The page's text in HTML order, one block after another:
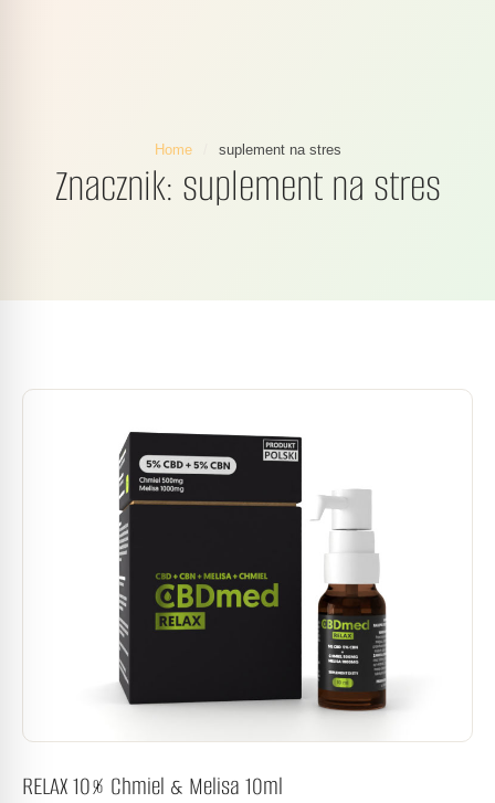
Home suplement na stres
Znacznik: suplement na stres
RELAX 10% Chmiel & Melisa 10ml